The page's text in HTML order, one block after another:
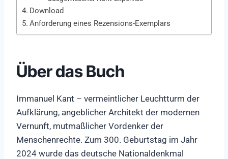
Download
Anforderung eines Rezensions-Exemplars
Über das Buch
Immanuel Kant – vermeintlicher Leuchtturm der
Aufklärung, angeblicher Architekt der modernen
Vernunft, mutmaßlicher Vordenker der
Menschenrechte. Zum 300. Geburtstag im Jahr
2024 wurde das deutsche Nationaldenkmal